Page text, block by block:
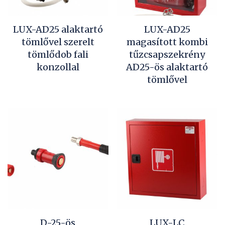
LUX-AD25 alaktartó
tömlővel szerelt
tömlődob fali
konzollal
LUX-AD25
magasított kombi
tűzcsapszekrény
AD25-ös alaktartó
tömlővel